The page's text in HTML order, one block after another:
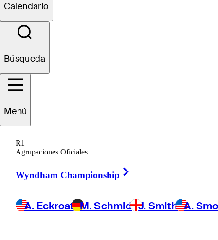
Calendario
Búsqueda
Menú
R1
Agrupaciones Oficiales
Wyndham Championship
A. Eckroat M. Schmid J. Smith A.